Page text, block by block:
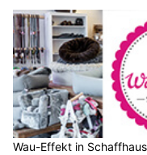
Wau-Effekt in